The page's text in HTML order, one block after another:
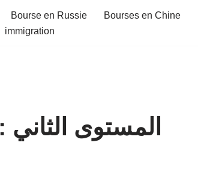
Bourse en Russie Bourses en Chine
immigration
المستوى